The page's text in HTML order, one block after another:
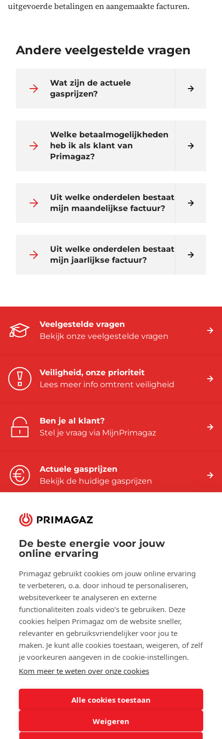
De beste energie voor jouw
online ervaring
Primagaz gebruikt cookies om jouw online ervaring
te verbeteren, o.a. door inhoud te personaliseren,
websiteverkeer te analyseren en externe
functionaliteiten zoals video’s te gebruiken. Deze
cookies helpen Primagaz om de website sneller,
relevanter en gebruiksvriendelijker voor jou te
maken. Je kunt alle cookies toestaan, weigeren, of zelf
je voorkeuren aangeven in de cookie-instellingen.
Kom meer te weten over onze cookies
Alle cookies toestaan
Weigeren
uitgevoerde betalingen en aangemaakte facturen.
Andere veelgestelde vragen
Wat zijn de actuele
gasprijzen?
Welke betaalmogelijkheden
heb ik als klant van
Primagaz?
Uit welke onderdelen bestaat
mijn maandelijkse factuur?
Uit welke onderdelen bestaat
mijn jaarlijkse factuur?
Veelgestelde vragen
Bekijk onze veelgestelde vragen
Veiligheid, onze prioriteit
Lees meer info omtrent veiligheid
Ben je al klant?
Stel je vraag via MijnPrimagaz
Actuele gasprijzen
Bekijk de huidige gasprijzen
Volg ons op:
LinkedIn
Over Primagaz
Hulp en advies
Onze tools
©2025 Primagaz
Privacyverklaring